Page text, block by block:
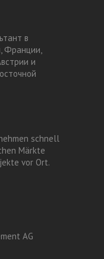
в
Франции,
и
schnell
Märkte
vor Ort.
AG